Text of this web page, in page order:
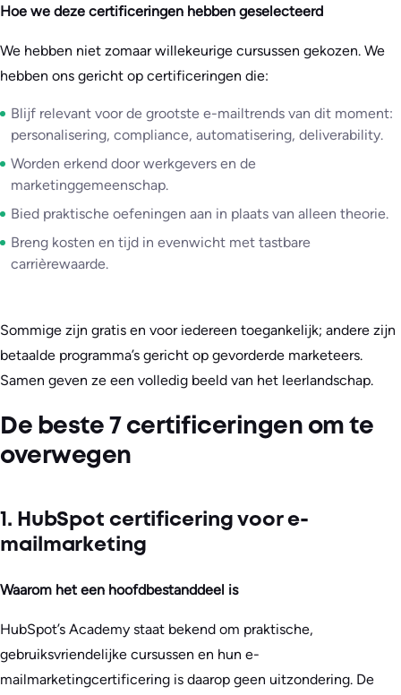
Hoe we deze certificeringen hebben geselecteerd
We hebben niet zomaar willekeurige cursussen gekozen. We
hebben ons gericht op certificeringen die:
Blijf relevant voor de grootste e-mailtrends van dit moment:
personalisering, compliance, automatisering, deliverability.
Worden erkend door werkgevers en de
marketinggemeenschap.
Bied praktische oefeningen aan in plaats van alleen theorie.
Breng kosten en tijd in evenwicht met tastbare
carrièrewaarde.
Sommige zijn gratis en voor iedereen toegankelijk; andere zijn
betaalde programma’s gericht op gevorderde marketeers.
Samen geven ze een volledig beeld van het leerlandschap.
De beste 7 certificeringen om te
overwegen
1. HubSpot certificering voor e-
mailmarketing
Waarom het een hoofdbestanddeel is
HubSpot’s Academy staat bekend om praktische,
gebruiksvriendelijke cursussen en hun e-
mailmarketingcertificering is daarop geen uitzondering. De